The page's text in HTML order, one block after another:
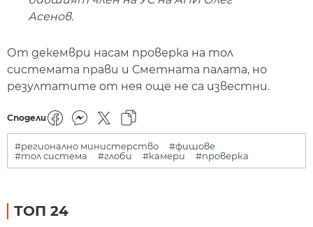
Асенов.
От декември насам проверка на тол
системата прави и Сметната палата, но
резултатите от нея още не са известни.
Сподели
#регионално министерство
#фишове
#тол система
#глоби #камери #проверка
ТОП 24